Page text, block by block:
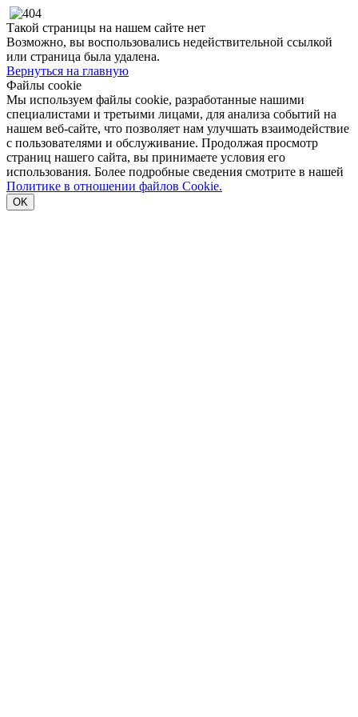
Такой страницы на нашем сайте нет
Возможно, вы воспользовались недействительной ссылкой
или страница была удалена.
Вернуться на главную
Файлы cookie
Мы используем файлы cookie, разработанные нашими
специалистами и третьими лицами, для анализа событий на
нашем веб-сайте, что позволяет нам улучшать взаимодействие
с пользователями и обслуживание. Продолжая просмотр
страниц нашего сайта, вы принимаете условия его
использования. Более подробные сведения смотрите в нашей
Политике в отношении файлов Cookie.
OK